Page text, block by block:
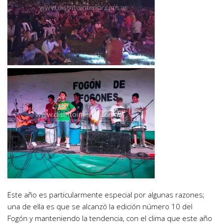
Este año es particularmente especial por algunas razones;
una de ella es que se alcanzó la edición número 10 del
Fogón y manteniendo la tendencia, con el clima que este año